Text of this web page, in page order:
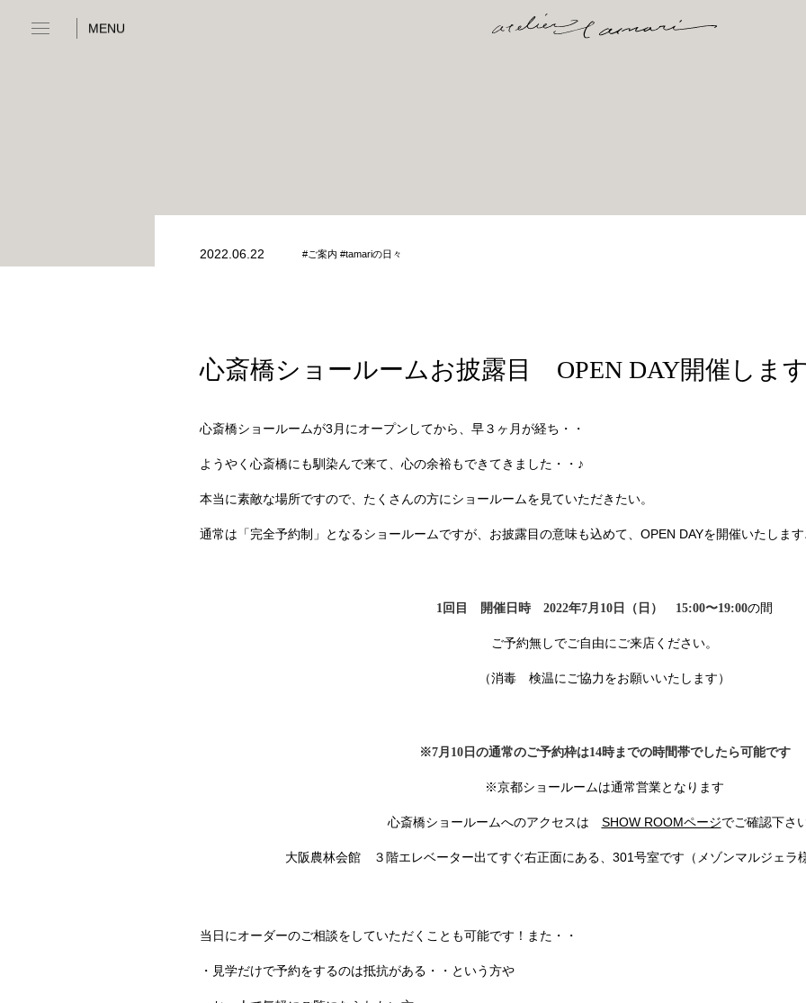
MENU
2022.06.22 #ご案内 #tamariの日々
心斎橋ショールームお披露目 OPEN DAY開催しま
心斎橋ショールームが3月にオープンしてから、早３ヶ月が経ち・・
ようやく心斎橋にも馴染んで来て、心の余裕もできてきました・・♪
本当に素敵な場所ですので、たくさんの方にショールームを見ていただきたい。
通常は「完全予約制」となるショールームですが、お披露目の意味も込めて、OPEN DAYを開催いたします
1回目 開催日時 2022年7月10日（日） 15:00〜19:00の間
ご予約無しでご自由にご来店ください。
（消毒 検温にご協力をお願いいたします）
※7月10日の通常のご予約枠は14時までの時間帯でしたら可能です
※京都ショールームは通常営業となります
心斎橋ショールームへのアクセスは SHOW ROOMページでご確認下さ
大阪農林会館 ３階エレベーター出てすぐ右正面にある、301号室です（メゾンマルジェラ
当日にオーダーのご相談をしていただくことも可能です！また・・
・見学だけで予約をするのは抵抗がある・・という方や